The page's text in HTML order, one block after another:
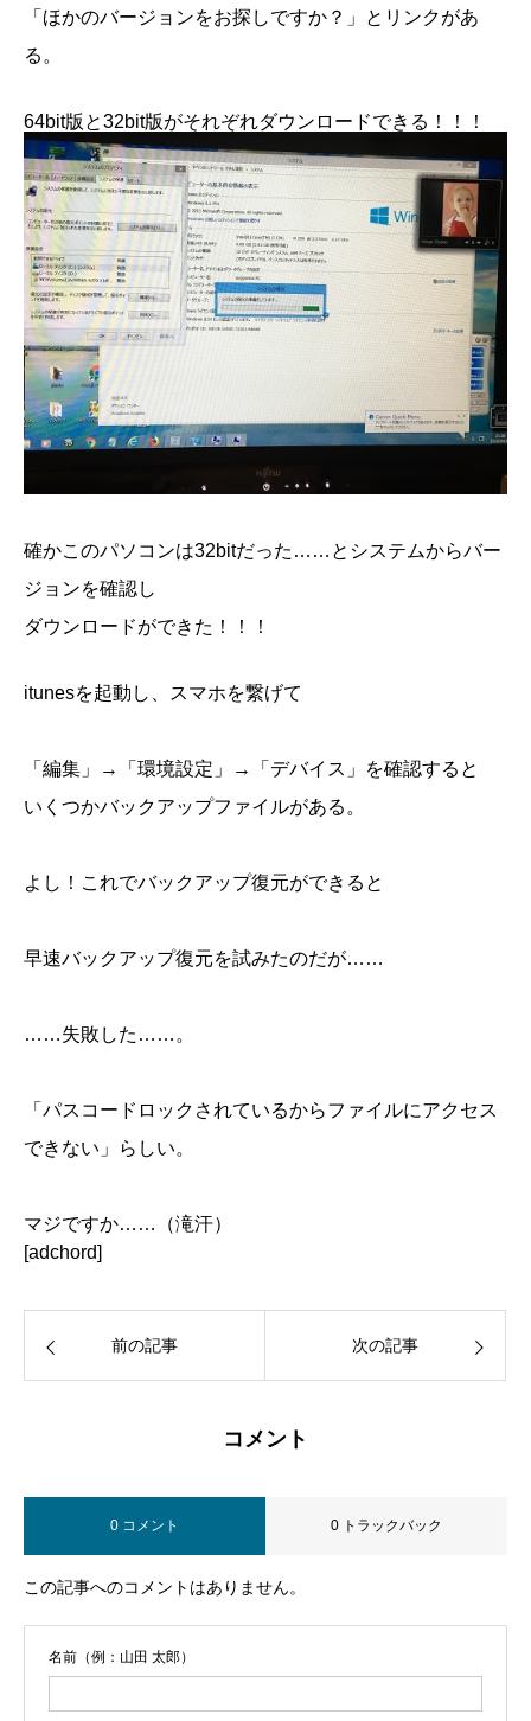
「ほかのバージョンをお探しですか？」とリンクがあ
る。
64bit版と32bit版がそれぞれダウンロードできる！！！
確かこのパソコンは32bitだった……とシステムからバー
ジョンを確認し
ダウンロードができた！！！
itunesを起動し、スマホを繋げて
「編集」→「環境設定」→「デバイス」を確認すると
いくつかバックアップファイルがある。
よし！これでバックアップ復元ができると
早速バックアップ復元を試みたのだが……
……失敗した……。
「パスコードロックされているからファイルにアクセス
できない」らしい。
マジですか……（滝汗）
[adchord]
前の記事 次の記事
コメント
0 コメント 0 トラックバック
この記事へのコメントはありません。
名前（例：山田 太郎）